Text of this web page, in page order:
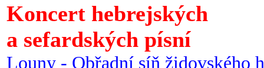
Koncert hebrejských
a sefardských písní
Louny - Obřadní síň židovského